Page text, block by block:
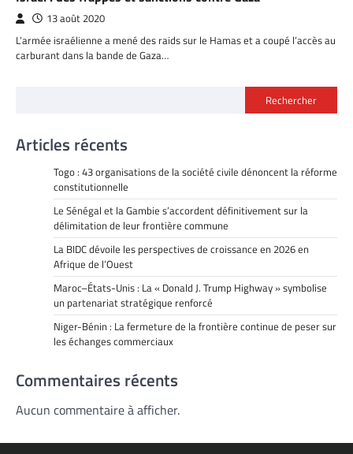
13 août 2020
L’armée israélienne a mené des raids sur le Hamas et a coupé l’accès au
carburant dans la bande de Gaza…
Rechercher
Articles récents
Togo : 43 organisations de la société civile dénoncent la réforme
constitutionnelle
Le Sénégal et la Gambie s’accordent définitivement sur la
délimitation de leur frontière commune
La BIDC dévoile les perspectives de croissance en 2026 en
Afrique de l’Ouest
Maroc–États-Unis : La « Donald J. Trump Highway » symbolise
un partenariat stratégique renforcé
Niger-Bénin : La fermeture de la frontière continue de peser sur
les échanges commerciaux
Commentaires récents
Aucun commentaire à afficher.